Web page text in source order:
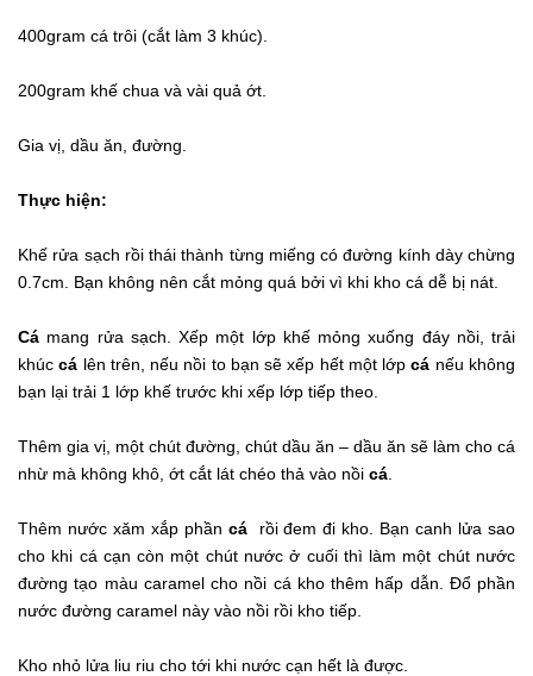
400gram cá trôi (cắt làm 3 khúc).
200gram khế chua và vài quả ớt.
Gia vị, dầu ăn, đường.
Thực hiện:
Khế rửa sạch rồi thái thành từng miếng có đường kính dày chừng
0.7cm. Bạn không nên cắt mỏng quá bởi vì khi kho cá dễ bị nát.
Cá mang rửa sạch. Xếp một lớp khế mỏng xuống đáy nồi, trải
khúccá lên trên, nếu nồi to bạn sẽ xếp hết một lớpcá nếu không
bạn lại trải 1 lớp khế trước khi xếp lớp tiếp theo.
Thêm gia vị, một chút đường, chút dầu ăn – dầu ăn sẽ làm cho cá
nhừ mà không khô, ớt cắt lát chéo thả vào nồi cá
Thêm nước xăm xắp phần cárồi đem đi kho. Bạn canh lửa sao
cho khi cá cạn còn một chút nước ở cuối thì làm một chút nước
đường tạo màu caramel cho nồi cá kho thêm hấp dẫn. Đổ phần
nước đường caramel này vào nồi rồi kho tiếp.
Kho nhỏ lửa liu riu cho tới khi nước cạn hết là được.